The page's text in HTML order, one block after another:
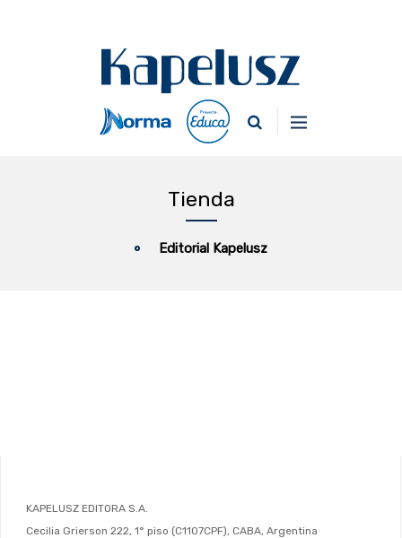
Tienda
Editorial Kapelusz
KAPELUSZ EDITORA S.A.
Cecilia Grierson 222, 1° piso (C1107CPF), CABA, Argentina